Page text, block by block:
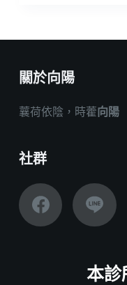
關於向陽
蘘荷依陰，時藿向陽
社群
本診